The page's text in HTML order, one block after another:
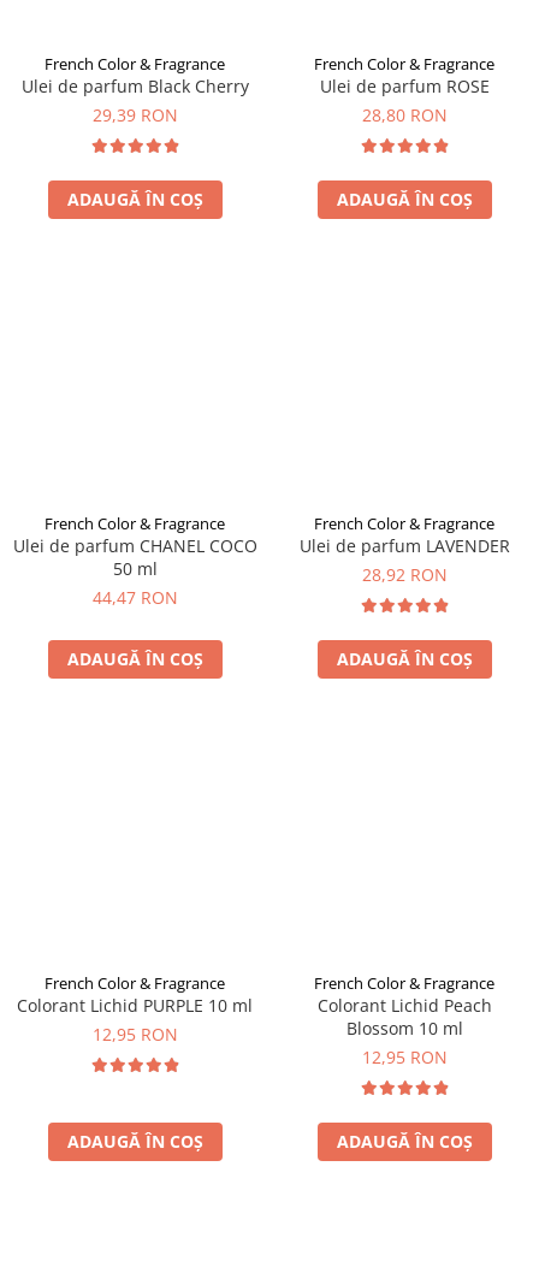
French Color & Fragrance
Ulei de parfum Black Cherry
29,39 RON
ADAUGĂ ÎN COȘ
French Color & Fragrance
Ulei de parfum ROSE
28,80 RON
ADAUGĂ ÎN COȘ
French Color & Fragrance
Ulei de parfum CHANEL COCO
50 ml
44,47 RON
ADAUGĂ ÎN COȘ
French Color & Fragrance
Ulei de parfum LAVENDER
28,92 RON
ADAUGĂ ÎN COȘ
French Color & Fragrance
Colorant Lichid PURPLE 10 ml
12,95 RON
ADAUGĂ ÎN COȘ
French Color & Fragrance
Colorant Lichid Peach
Blossom 10 ml
12,95 RON
ADAUGĂ ÎN COȘ